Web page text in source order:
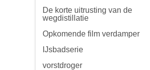
De korte uitrusting van de
wegdistillatie
Opkomende film verdamper
IJsbadserie
vorstdroger